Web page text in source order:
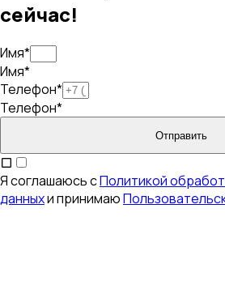
сейчас!
Имя*
Имя*
Телефон*
Телефон*
Отправить
Я соглашаюсь сПолитикой
данныхи принимаю